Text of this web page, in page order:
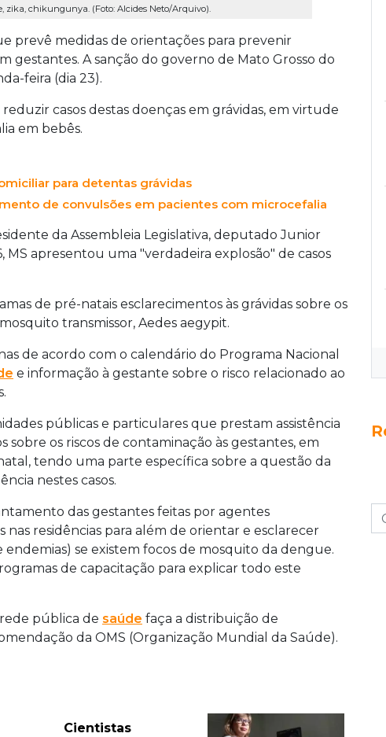
zika, chikungunya. (Foto: Alcides Neto/Arquivo).
prevê medidas de orientações para prevenir
gestantes. A sanção do governo de Mato Grosso do
feira (dia 23).
casos destas doenças em grávidas, em virtude
em bebês.
para detentas grávidas
de convulsões em pacientes com microcefalia
da Assembleia Legislativa, deputado Junior
MS apresentou uma "verdadeira explosão" de casos
de pré-natais esclarecimentos às grávidas sobre os
transmissor, Aedes aegypit.
de acordo com o calendário do Programa Nacional
e informação à gestante sobre o risco relacionado ao
públicas e particulares que prestam assistência
sobre os riscos de contaminação às gestantes, em
tendo uma parte específica sobre a questão da
nestes casos.
das gestantes feitas por agentes
nas residências para além de orientar e esclarecer
se existem focos de mosquito da dengue.
de capacitação para explicar todo este
pública de saúde faça a distribuição de
da OMS (Organização Mundial da Saúde).
Cientistas